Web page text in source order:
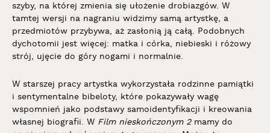
szyby, na której zmienia się ułożenie drobiazgów. W
tamtej wersji na nagraniu widzimy samą artystkę, a
przedmiotów przybywa, aż zasłonią ją całą. Podobnych
dychotomii jest więcej: matka i córka, niebieski i różowy
strój, ujęcie do góry nogami i normalnie.
W starszej pracy artystka wykorzystała rodzinne pamiątki
i sentymentalne bibeloty, które pokazywały wagę
wspomnień jako podstawy samoidentyfikacji i kreowania
własnej biografii. W Film nieskończonym 2mamy do